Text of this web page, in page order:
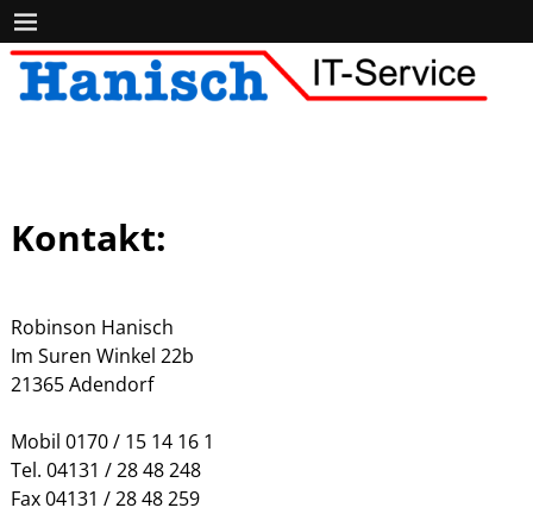
Kontakt:
Robinson Hanisch
Im Suren Winkel 22b
21365 Adendorf
Mobil 0170 / 15 14 16 1
Tel. 04131 / 28 48 248
Fax 04131 / 28 48 259